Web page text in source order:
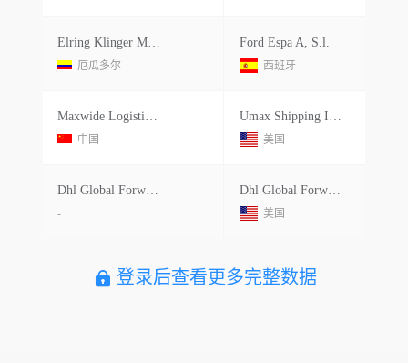
Elring Klinger Mexico Sa De Cv
厄瓜多尔
Ford Espa A, S.l.
西班牙
Maxwide Logistics Inc.
中国
Umax Shipping Inc.
美国
Dhl Global Forwarding Gmbh
-
Dhl Global Forwarding
美国
登录后查看更多完整数据